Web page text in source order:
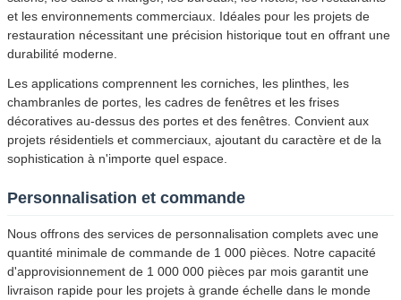
et les environnements commerciaux. Idéales pour les projets de
restauration nécessitant une précision historique tout en offrant une
durabilité moderne.
Les applications comprennent les corniches, les plinthes, les
chambranles de portes, les cadres de fenêtres et les frises
décoratives au-dessus des portes et des fenêtres. Convient aux
projets résidentiels et commerciaux, ajoutant du caractère et de la
sophistication à n'importe quel espace.
Personnalisation et commande
Nous offrons des services de personnalisation complets avec une
quantité minimale de commande de 1 000 pièces. Notre capacité
d'approvisionnement de 1 000 000 pièces par mois garantit une
livraison rapide pour les projets à grande échelle dans le monde